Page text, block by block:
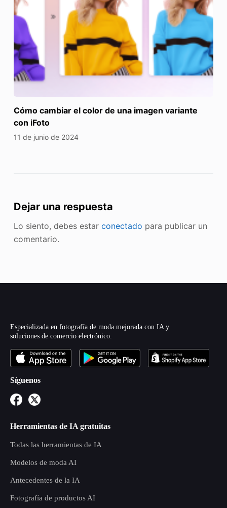
Cómo cambiar el color de una imagen variante
con iFoto
11 de junio de 2024
Dejar una respuesta
Lo siento, debes estar conectado para publicar un
comentario.
Especializada en fotografía de moda mejorada con IA y
soluciones de comercio electrónico.
Síguenos
Herramientas de IA gratuitas
Todas las herramientas de IA
Modelos de moda AI
Antecedentes de la IA
Fotografía de productos AI